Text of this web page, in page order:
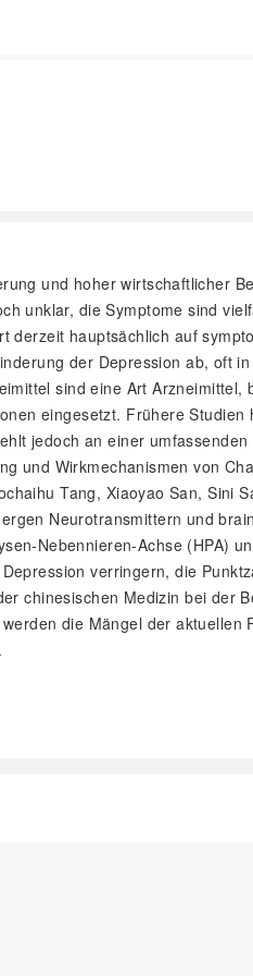
und hoher wirtschaftlicher
unklar, die Symptome sind
hauptsächlich auf
der Depression ab, oft
sind eine Art
eingesetzt. Frühere
jedoch an einer
und Wirkmechanismen von
Tang, Xiaoyao San, Sini
Neurotransmittern und
Nebennieren-Achse (HPA)
verringern, die
chinesischen Medizin bei der
die Mängel der